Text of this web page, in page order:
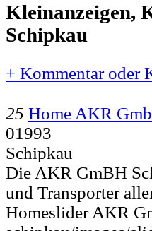
Kleinanzeigen,
Schipkau
+ Kommentar oder
25 Home AKR
01993
Schipkau
Die AKR GmBH
und Transporter
Homeslider AKR